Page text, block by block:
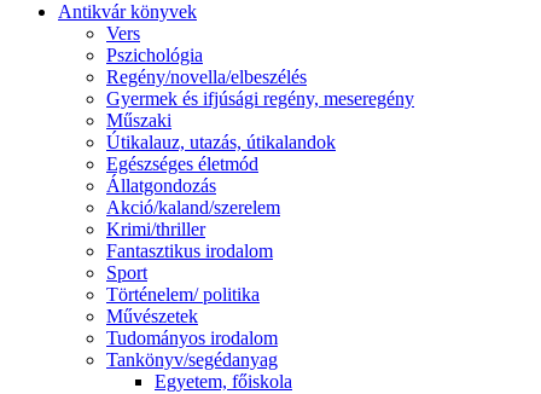
Antikvár könyvek
Vers
Pszichológia
Regény/novella/elbeszélés
Gyermek és ifjúsági regény, meseregény
Műszaki
Útikalauz, utazás, útikalandok
Egészséges életmód
Állatgondozás
Akció/kaland/szerelem
Krimi/thriller
Fantasztikus irodalom
Sport
Történelem/ politika
Művészetek
Tudományos irodalom
Tankönyv/segédanyag
Egyetem, főiskola